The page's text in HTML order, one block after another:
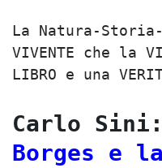
La Natura-
VIVENTE che la
LIBRO e una
Carlo
Borges e